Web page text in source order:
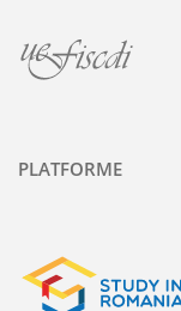
PLATFORME